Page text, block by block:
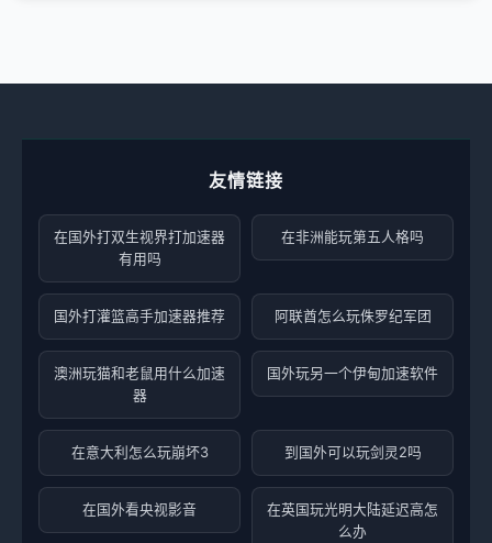
友情链接
在国外打双生视界打加速器
有用吗
在非洲能玩第五人格吗
国外打灌篮高手加速器推荐 阿联酋怎么玩侏罗纪军团
澳洲玩猫和老鼠用什么加速
器
国外玩另一个伊甸加速软件
在意大利怎么玩崩坏3 到国外可以玩剑灵2吗
在国外看央视影音
在英国玩光明大陆延迟高怎
么办